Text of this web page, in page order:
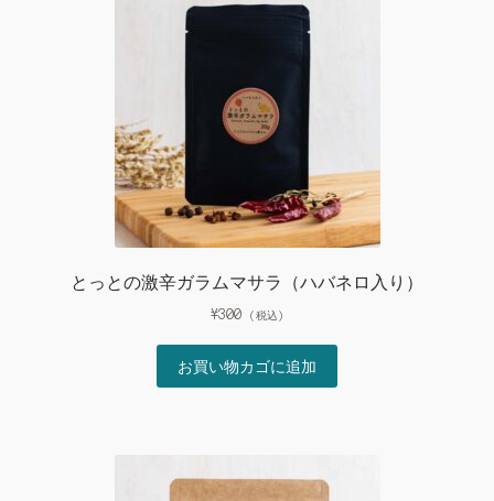
とっとの激辛ガラムマサラ（ハバネロ入り）
¥300 (税込)
お買い物カゴに追加